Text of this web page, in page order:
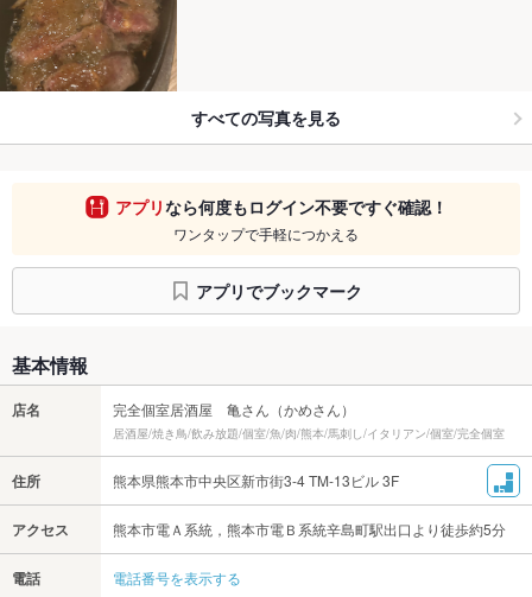
すべての写真を見る
アプリなら何度もログイン不要ですぐ確認！
ワンタップで手軽につかえる
アプリでブックマーク
基本情報
店名 完全個室居酒屋 亀さん（かめさん）
居酒屋/焼き鳥/飲み放題/個室/魚/肉/熊本/馬刺し/イタリアン/個室/完全個室
住所 熊本県熊本市中央区新市街3-4 TM-13ビル 3F
アクセス 熊本市電Ａ系統，熊本市電Ｂ系統辛島町駅出口より徒歩約5分
電話 電話番号を表示する